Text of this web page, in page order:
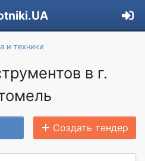
и техники
в г.
Создать тендер